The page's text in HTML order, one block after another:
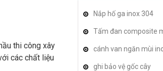
thi công xây
các chất liệu
Nắp hố ga inox 304
Tấm đan composite
cánh van ngăn mùi
ghi bảo vệ gốc cây